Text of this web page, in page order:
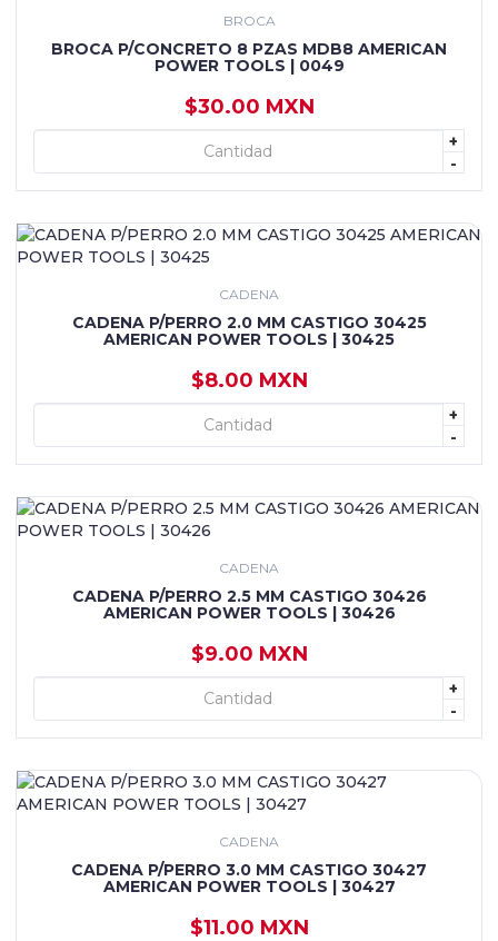
BROCA
BROCA P/CONCRETO 8 PZAS MDB8 AMERICAN
POWER TOOLS | 0049
$30.00 MXN
+
-
+ AGREGAR
CADENA
CADENA P/PERRO 2.0 MM CASTIGO 30425
AMERICAN POWER TOOLS | 30425
$8.00 MXN
+
-
+ AGREGAR
CADENA
CADENA P/PERRO 2.5 MM CASTIGO 30426
AMERICAN POWER TOOLS | 30426
$9.00 MXN
+
-
+ AGREGAR
CADENA
CADENA P/PERRO 3.0 MM CASTIGO 30427
AMERICAN POWER TOOLS | 30427
$11.00 MXN